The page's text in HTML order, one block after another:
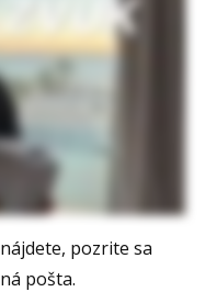
pozrite sa
pošta.